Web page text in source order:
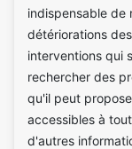
indispensable de
détériorations
interventions qui
rechercher des
qu'il peut
accessibles à
d'autres